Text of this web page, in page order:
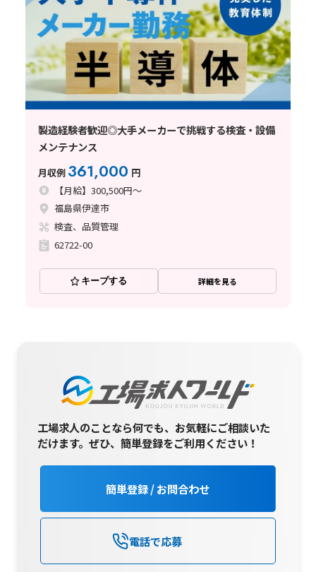
製造経験者歓迎◎大手メーカーで挑戦する検査・設備
メンテナンス
月収例 361,000 円
【月給】300,500円～
福島県伊達市
検査、品質管理
62722-00
キープする 詳細を見る
工場求人のことなら何でも、お気軽にご相談いた
だけます。ぜひ、簡単登録をご利用ください！
簡単登録 / お問合わせ
電話で応募